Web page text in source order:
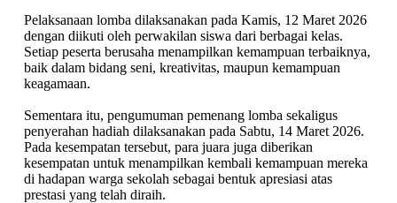
Pelaksanaan lomba dilaksanakan pada Kamis, 12 Maret 2026
dengan diikuti oleh perwakilan siswa dari berbagai kelas.
Setiap peserta berusaha menampilkan kemampuan terbaiknya,
baik dalam bidang seni, kreativitas, maupun kemampuan
keagamaan.
Sementara itu, pengumuman pemenang lomba sekaligus
penyerahan hadiah dilaksanakan pada Sabtu, 14 Maret 2026.
Pada kesempatan tersebut, para juara juga diberikan
kesempatan untuk menampilkan kembali kemampuan mereka
di hadapan warga sekolah sebagai bentuk apresiasi atas
prestasi yang telah diraih.